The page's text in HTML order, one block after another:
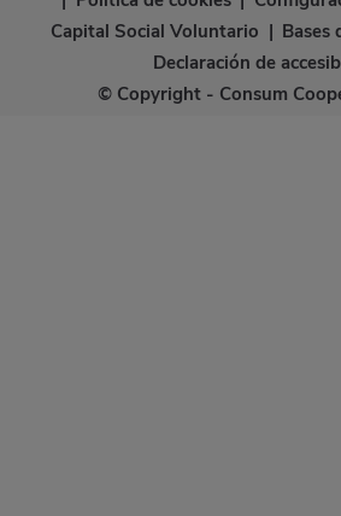
Capital Social Voluntario | Bases
Declaración de
© Copyright - Consum